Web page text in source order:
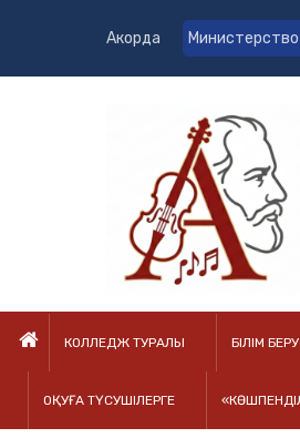
Акорда
КОЛЛЕДЖ ТУРАЛЫ БІЛІМ
ОҚУҒА ТҮСУШІЛЕРГЕ